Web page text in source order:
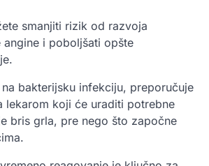
smanjiti rizik od razvoja
angine i poboljšati opšte
bakterijsku infekciju, preporučuje
lekarom koji će uraditi potrebne
bris grla, pre nego što započne